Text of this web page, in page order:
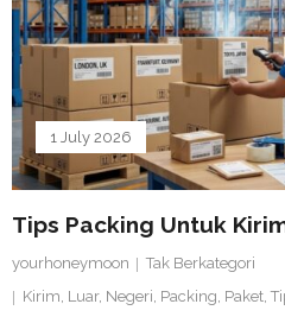
Tips Packing Untuk
1 July 2026
yourhoneymoon
Tak Berkategori
Kirim Luar, Negeri Packing Paket